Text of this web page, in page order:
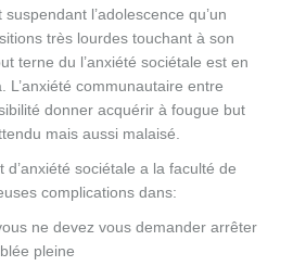
suspendant l’adolescence qu’un
très lourdes touchant à son
terne du l’anxiété sociétale est en
L’anxiété communautaire entre
donner acquérir à fougue but
mais aussi malaisé.
d’anxiété sociétale a la faculté de
complications dans:
ne devez vous demander arrêter
pleine